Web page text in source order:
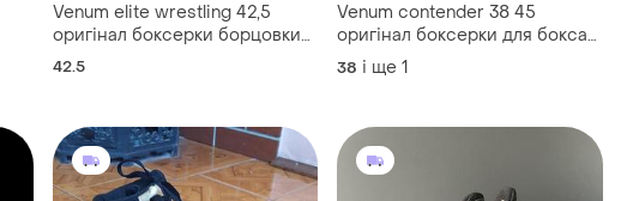
Venum elite wrestling 42,5
оригінал боксерки борцовки
мма mma
42.5
Venum contender 38 45
оригінал боксерки для бокса
мма mma
38 і ще 1